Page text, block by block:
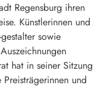
Regensburg ihren
Künstlerinnen und
sowie
hat in seiner Sitzung
und